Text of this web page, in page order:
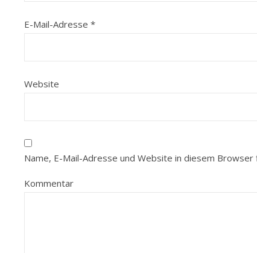
E-Mail-Adresse *
Website
Name, E-Mail-Adresse und Website in diesem
Kommentar